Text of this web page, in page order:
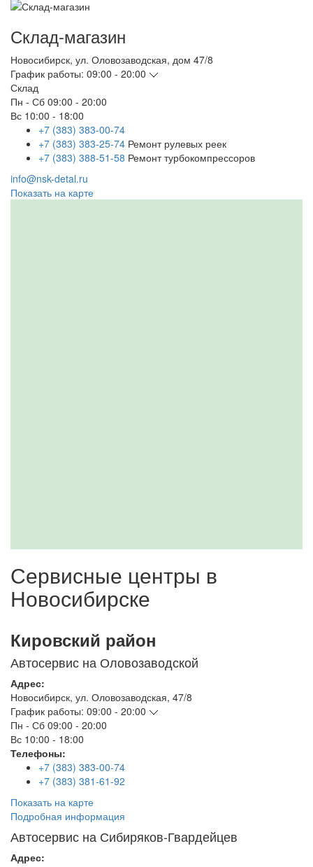
Склад-магазин
Новосибирск, ул. Оловозаводская, дом 47/8
График работы: 09:00 - 20:00
Склад
Пн - Сб 09:00 - 20:00
Вс 10:00 - 18:00
+7 (383) 383-00-74
+7 (383) 383-25-74 Ремонт рулевых реек
+7 (383) 388-51-58 Ремонт турбокомпрессоров
info@nsk-detal.ru
Показать на карте
Сервисные центры в
Новосибирске
Кировский район
Автосервис на Оловозаводской
Адрес:
Новосибирск, ул. Оловозаводская, 47/8
График работы: 09:00 - 20:00
Пн - Сб 09:00 - 20:00
Вс 10:00 - 18:00
Телефоны:
+7 (383) 383-00-74
+7 (383) 381-61-92
Показать на карте
Подробная информация
Автосервис на Сибиряков-Гвардейцев
Адрес: